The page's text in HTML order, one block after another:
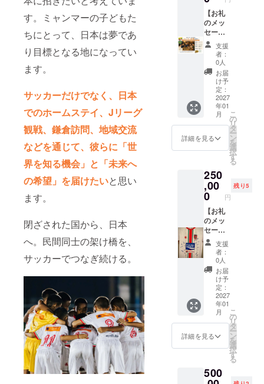
す。ミャンマーの子どもた
ちにとって、日本は夢であ
り目標となる地になってい
ます。
サッカーだけでなく、日本
でのホームステイ、Jリーグ
観戦、鎌倉訪問、地域交流
などを通じて、彼らに「世
界を知る機会」と「未来へ
の希望」を届けたいと思い
ます。
閉ざされた国から、日本
へ。民間同士の架け橋を、
サッカーでつなぎ続ける。
マーナショ
ナルリーグ
との提携な
どを実現。
日本帰任に
あたりミャ
ンマーリー
グのコンサ
ルタントに
就任。これ
までの想い
と共に2021
社団法人グ
ローバルブ
リッジプラ
ス社を設
立、現在に
至る。
どもサ
イズS・
色：赤/
白いず
れ
か）。
2026年
ワー
チャレ
の思い
出に。
ミャン
マーの
選手た
ちと同
(寄付金
受領証
明書を
発行し
ます)
にてお
送りし
ます。
【書籍
①】
初版書
籍（松
下サイ
ン入
り）
【書籍
②】
新刊
（2027
年1月発
【U-12
ミャン
マー代
表チー
ム2026
ユニ
フォー
ム（大
人サイ
ズ、H/A
選択
可】 選
手着用
と同モ
デルの
ユニ
フォー
ム
イズご
希望お
掲載 ・
掲載期
間：
2026年
の活動
報告書
・掲載
方法：
文字の
み ・注
意事
項：支
援時、
必ず備
考欄に
掲載を
希望さ
名前を
ご記入
くださ
い。
【フォ
ト＋動
画フル
セッ
ト】 現
地・大
会の写
真5枚＋
動画2
本。
ミャン
マーの
子ども
たちの
姿をよ
り深く
しま
す。 ・
【お礼
のメッ
セー
ジ】 感
謝の気
持ちを
込め
て、お
礼の
メッ
セージ
をお送
りしま
す。
【活動
報告
式送付
および
お名前
掲載 ・
掲載期
間：
2026年
の活動
報告書
・掲載
方法：
文字の
み ・注
意事
項：支
援時、
必ず備
考欄に
掲載を
希望さ
名前を
ご記入
支援
者：
0人
お届
け予
定：
2027
年01
月
詳細を見る
こ
の
リ
タ
ー
ン
を
選
択
す
る
250
,00
0 円
残り5
【お礼
のメッ
セー
ジ】 感
謝の気
持ちを
込め
て、お
礼の
メッ
セージ
をお送
りしま
す。
【活動
報告
式送付
および
支援
者：
0人
お届
け予
定：
2027
年01
月
詳細を見る
こ
の
リ
タ
ー
ン
を
選
択
す
る
500